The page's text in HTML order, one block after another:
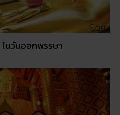
ในวันออกพรรษา